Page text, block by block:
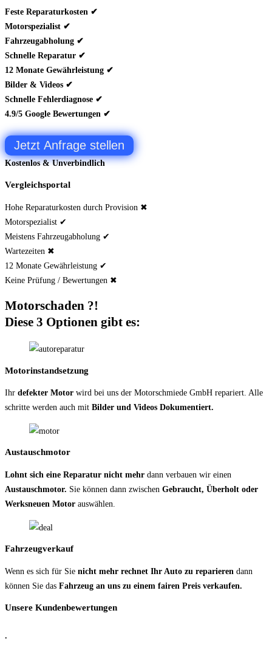
Feste Reparaturkosten ✔
Motorspezialist ✔
Fahrzeugabholung ✔
Schnelle Reparatur ✔
12 Monate Gewährleistung ✔
Bilder & Videos ✔
Schnelle Fehlerdiagnose ✔
4.9/5 Google Bewertungen ✔
Jetzt Anfrage stellen
Kostenlos & Unverbindlich
Vergleichsportal
Hohe Reparaturkosten durch Provision ✖
Motorspezialist ✔
Meistens Fahrzeugabholung ✔
Wartezeiten ✖
12 Monate Gewährleistung ✔
Keine Prüfung / Bewertungen ✖
Motorschaden ?!
Diese 3 Optionen gibt es:
Motorinstandsetzung
Ihr defekter Motor wird bei uns der Motorschmiede GmbH repariert. Alle
schritte werden auch mit Bilder und Videos Dokumentiert.
Austauschmotor
Lohnt sich eine Reparatur nicht mehr dann verbauen wir einen
Austauschmotor. Sie können dann zwischen Gebraucht, Überholt oder
Werksneuen Motor auswählen.
Fahrzeugverkauf
Wenn es sich für Sie nicht mehr rechnet Ihr Auto zu reparieren dann
können Sie das Fahrzeug an uns zu einem fairen Preis verkaufen.
Unsere Kundenbewertungen
.